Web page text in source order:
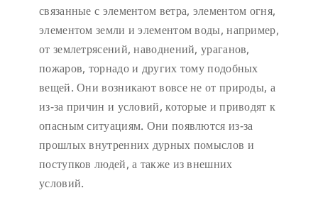
связанные с элементом ветра, элементом огня,
элементом земли и элементом воды, например,
от землетрясений, наводнений, ураганов,
пожаров, торнадо и других тому подобных
вещей. Они возникают вовсе не от природы, а
из-за причин и условий, которые и приводят к
опасным ситуациям. Они появлются из-за
прошлых внутренних дурных помыслов и
поступков людей, а также из внешних
условий.